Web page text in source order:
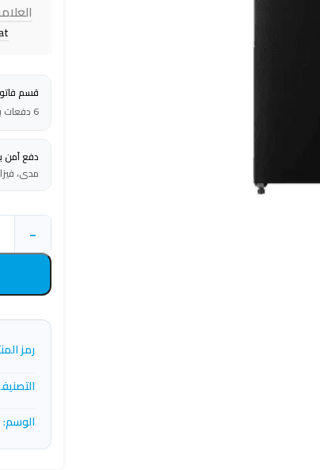
قسم
6 دفعات بقيمة
دفع آمن
مدى،
-
رمز
الوسم: